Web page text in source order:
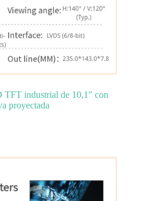
industrial de 10,1″ con
proyectada